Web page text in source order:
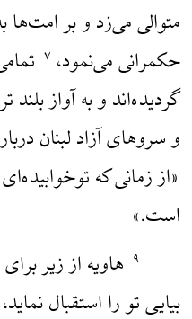
متوالی می‌زد و بر
حکمرانی می‌نمود، ۷
گردیده‌اند و به آواز بلند
و سروهای آزاد لبنان
«از زمانی که
است.»
۹ هاویه از زیر
بیایی تو را استقبال